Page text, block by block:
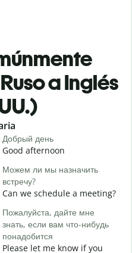
a Inglés
Добрый день
Good afternoon
Можем ли мы назначить
встречу?
Can we schedule a meeting?
Пожалуйста, дайте мне
знать, если вам что-нибудь
понадобится
Please let me know if you